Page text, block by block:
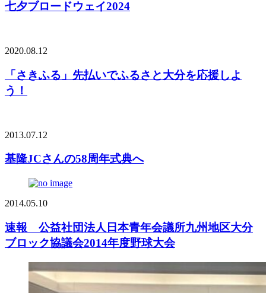
七夕ブロードウェイ2024
2020.08.12
「さきふる」先払いでふるさと大分を応援しよ
う！
2013.07.12
基隆JCさんの58周年式典へ
2014.05.10
速報 公益社団法人日本青年会議所九州地区大分
ブロック協議会2014年度野球大会